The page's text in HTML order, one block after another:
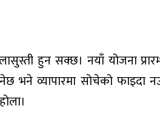
हुन सक्छ। नयाँ योजना
भने व्यापारमा सोचेको फाइदा